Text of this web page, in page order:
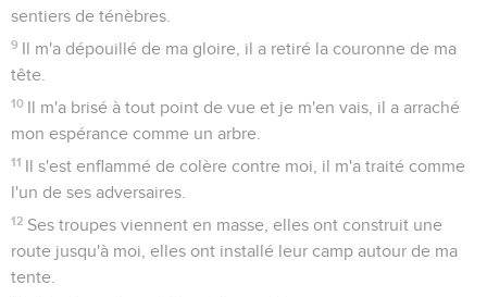
sentiers de ténèbres.
9 Il m'a dépouillé de ma gloire, il a retiré la couronne de ma
tête.
10 Il m'a brisé à tout point de vue et je m'en vais, il a arraché
mon espérance comme un arbre.
11 Il s'est enflammé de colère contre moi, il m'a traité comme
l'un de ses adversaires.
12 Ses troupes viennent en masse, elles ont construit une
route jusqu'à moi, elles ont installé leur camp autour de ma
tente.